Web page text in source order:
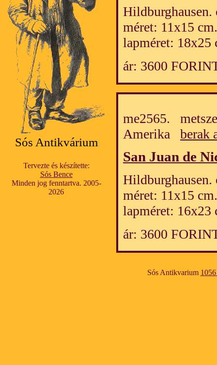
Sós Antikvárium
Tervezte és készítette:
Sós Bence
Minden jog fenntartva. 2005-
2026
Hildburghausen.
méret: 11x15 cm.
lapméret: 18x25
ár: 3600
me2565.
Amerika berak
San Juan de
Hildburghausen.
méret: 11x15 cm.
lapméret: 16x23
ár: 3600
Sós Antikvarium